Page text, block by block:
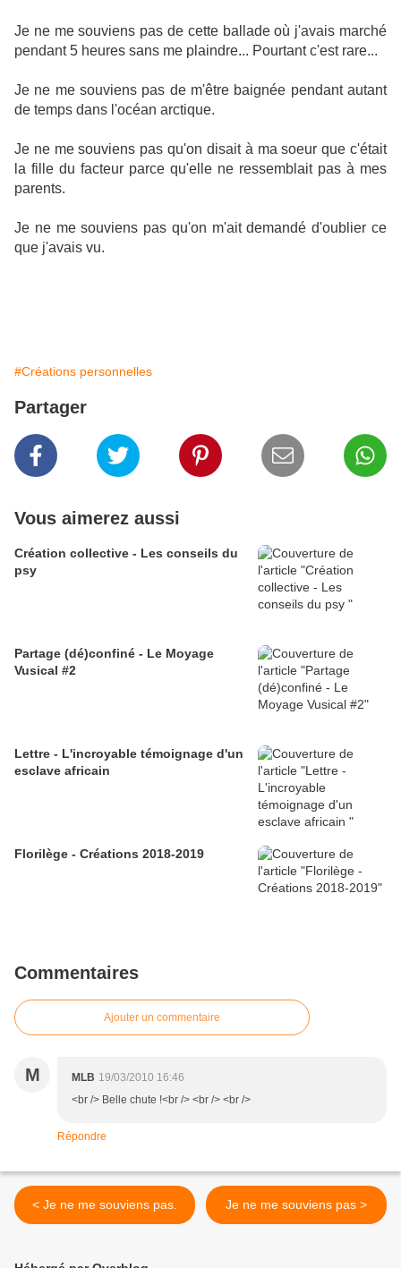
Je ne me souviens pas de cette ballade où j'avais marché
pendant 5 heures sans me plaindre... Pourtant c'est rare...
Je ne me souviens pas de m'être baignée pendant autant
de temps dans l'océan arctique.
Je ne me souviens pas qu'on disait à ma soeur que c'était
la fille du facteur parce qu'elle ne ressemblait pas à mes
parents.
Je ne me souviens pas qu'on m'ait demandé d'oublier ce
que j'avais vu.
#Créations personnelles
Partager
Vous aimerez aussi
Création collective - Les conseils du
psy
Partage (dé)confiné - Le Moyage
Vusical #2
Lettre - L'incroyable témoignage d'un
esclave africain
Florilège - Créations 2018-2019
Commentaires
Ajouter un commentaire
M MLB 19/03/2010 16:46
<br /> Belle chute !<br /> <br /> <br />
Répondre
< Je ne me souviens pas. Je ne me souviens pas >